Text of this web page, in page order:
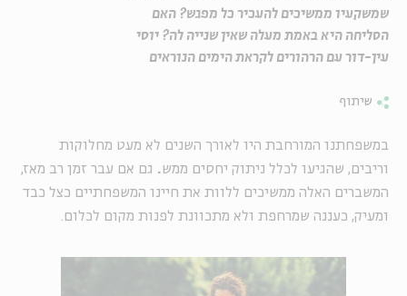
שמשקעיו ממשיכים להעכיר כל מפגש? האם
הסליחה היא באמת מעלה שאין שנייה לה? יוסי
עין-דור עם הרהורים לקראת הימים הנוראים
שיתוף
במשפחתנו המורחבת היו לאורך השנים לא מעט מחלוקות
וריבים, שהגיעו לכלל ניתוק יחסים ממש . גם אם עבר זמן רב מאז,
המשברים האלה ממשיכים ללוות את חיינו המשפחתיים כצל כבד
ומעיק, כעננה שמרחפת ולא מתכוונת לפנות מקום לכלום.